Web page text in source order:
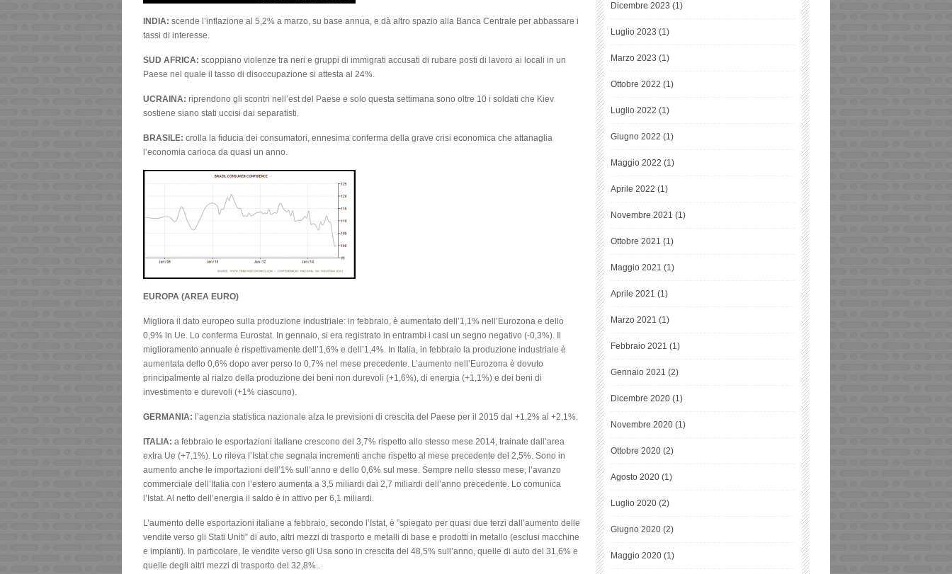
INDIA: scende l’inflazione al 5,2% a marzo, su base annua, e dà altro spazio alla Banca Centrale per abbassare i
tassi di interesse.
SUD AFRICA: scoppiano violenze tra neri e gruppi di immigrati accusati di rubare posti di lavoro ai locali in un
Paese nel quale il tasso di disoccupazione si attesta al 24%.
UCRAINA: riprendono gli scontri nell’est del Paese e solo questa settimana sono oltre 10 i soldati che Kiev
sostiene siano stati uccisi dai separatisti.
BRASILE: crolla la fiducia dei consumatori, ennesima conferma della grave crisi economica che attanaglia
l’economia carioca da quasi un anno.
EUROPA (AREA EURO)
Migliora il dato europeo sulla produzione industriale: in febbraio, è aumentato dell’1,1% nell’Eurozona e dello
0,9% in Ue. Lo conferma Eurostat. In gennaio, si era registrato in entrambi i casi un segno negativo (-0,3%). Il
miglioramento annuale è rispettivamente dell’1,6% e dell’1,4%. In Italia, in febbraio la produzione industriale è
aumentata dello 0,6% dopo aver perso lo 0,7% nel mese precedente. L’aumento nell’Eurozona è dovuto
principalmente al rialzo della produzione dei beni non durevoli (+1,6%), di energia (+1,1%) e dei beni di
investimento e durevoli (+1% ciascuno).
GERMANIA: l’agenzia statistica nazionale alza le previsioni di crescita del Paese per il 2015 dal +1,2% al +2,1%.
ITALIA: a febbraio le esportazioni italiane crescono del 3,7% rispetto allo stesso mese 2014, trainate dall’area
extra Ue (+7,1%). Lo rileva l’Istat che segnala incrementi anche rispetto al mese precedente del 2,5%. Sono in
aumento anche le importazioni dell’1% sull’anno e dello 0,6% sul mese. Sempre nello stesso mese, l’avanzo
commerciale dell’Italia con l’estero aumenta a 3,5 miliardi dai 2,7 miliardi dell’anno precedente. Lo comunica
l’Istat. Al netto dell’energia il saldo è in attivo per 6,1 miliardi.
L’aumento delle esportazioni italiane a febbraio, secondo l’Istat, è ”spiegato per quasi due terzi dall’aumento delle
vendite verso gli Stati Uniti” di auto, altri mezzi di trasporto e metalli di base e prodotti in metallo (esclusi macchine
e impianti). In particolare, le vendite verso gli Usa sono in crescita del 48,5% sull’anno, quelle di auto del 31,6% e
quelle degli altri mezzi di trasporto del 32,8%..
Dicembre 2023 (1)
Luglio 2023 (1)
Marzo 2023 (1)
Ottobre 2022 (1)
Luglio 2022 (1)
Giugno 2022 (1)
Maggio 2022 (1)
Aprile 2022 (1)
Novembre 2021 (1)
Ottobre 2021 (1)
Maggio 2021 (1)
Aprile 2021 (1)
Marzo 2021 (1)
Febbraio 2021 (1)
Gennaio 2021 (2)
Dicembre 2020 (1)
Novembre 2020 (1)
Ottobre 2020 (2)
Agosto 2020 (1)
Luglio 2020 (2)
Giugno 2020 (2)
Maggio 2020 (1)